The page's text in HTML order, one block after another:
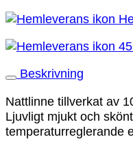
Beskrivning
Nattlinne tillverkat av
Ljuvligt mjukt och
temperaturreglerande